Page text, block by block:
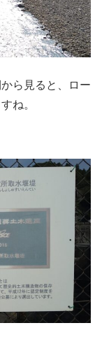
ら見ると、ロー
ね。